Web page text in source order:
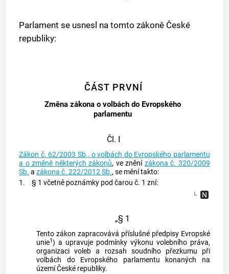
Parlament se usnesl na tomto zákoně České
republiky:
ČÁST PRVNÍ
Změna zákona o volbách do Evropského
parlamentu
Čl. I
Zákon č. 62/2003 Sb., o volbách do Evropského parlamentu
a o změně některých zákonů, ve znění zákona č. 320/2009
Sb. azákona č. 222/2012 Sb., se mění takto:
1.
§ 1 včetně poznámky pod čarou č. 1 zní:
„§ 1
Tento zákon zapracovává příslušné předpisy Evropské
unie1) a upravuje podmínky výkonu volebního práva,
organizaci voleb a rozsah soudního přezkumu při
volbách do Evropského parlamentu konaných na
území České republiky.